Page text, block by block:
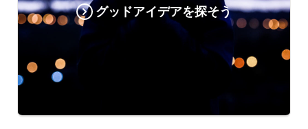
グッドアイデアを探そう